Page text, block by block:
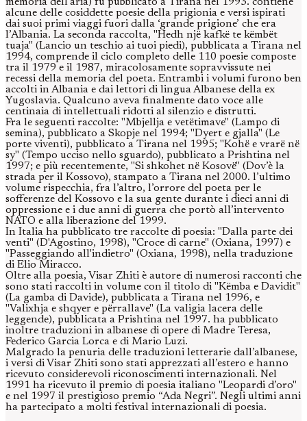
memoria dell’aria) fu pubblicato a Tirana nel 1993. contiene
alcune delle cosiddette poesie della prigionia e versi ispirati
dai suoi primi viaggi fuori dalla ‘grande prigione’ che era
l’Albania. La seconda raccolta, "Hedh një kafkë te këmbët
tuaja" (Lancio un teschio ai tuoi piedi), pubblicata a Tirana nel
1994, comprende il ciclo completo delle 110 poesie composte
tra il 1979 e il 1987, miracolosamente sopravvissute nei
recessi della memoria del poeta. Entrambi i volumi furono ben
accolti in Albania e dai lettori di lingua Albanese della ex
Yugoslavia. Qualcuno aveva finalmente dato voce alle
centinaia di intellettuali ridotti al silenzio e distrutti.
Fra le seguenti raccolte: "Mbjellja e vetëtimave" (Lampo di
semina), pubblicato a Skopje nel 1994; "Dyert e gjalla" (Le
porte viventi), pubblicato a Tirana nel 1995; "Kohë e vrarë në
sy" (Tempo ucciso nello sguardo), pubblicato a Prishtina nel
1997; e più recentemente, "Si shkohet në Kosovë" (Dov’è la
strada per il Kossovo), stampato a Tirana nel 2000. l’ultimo
volume rispecchia, fra l’altro, l’orrore del poeta per le
sofferenze del Kossovo e la sua gente durante i dieci anni di
oppressione e i due anni di guerra che portò all’intervento
NATO e alla liberazione del 1999.
In Italia ha pubblicato tre raccolte di poesia: "Dalla parte dei
venti" (D'Agostino, 1998), "Croce di carne" (Oxiana, 1997) e
"Passeggiando all'indietro" (Oxiana, 1998), nella traduzione
di Elio Miracco.
Oltre alla poesia, Visar Zhiti è autore di numerosi racconti che
sono stati raccolti in volume con il titolo di "Këmba e Davidit"
(La gamba di Davide), pubblicata a Tirana nel 1996, e
"Valixhja e shqyer e përrallave" (La valigia lacera delle
leggende), pubblicata a Prishtina nel 1997. ha pubblicato
inoltre traduzioni in albanese di opere di Madre Teresa,
Federico Garcia Lorca e di Mario Luzi.
Malgrado la penuria delle traduzioni letterarie dall’albanese,
i versi di Visar Zhiti sono stati apprezzati all’estero e hanno
ricevuto considerevoli riconoscimenti internazionali. Nel
1991 ha ricevuto il premio di poesia italiano "Leopardi d’oro"
e nel 1997 il prestigioso premio “Ada Negri”. Negli ultimi anni
ha partecipato a molti festival internazionali di poesia.